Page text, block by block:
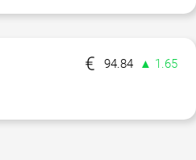
94.84
▲ 1.65